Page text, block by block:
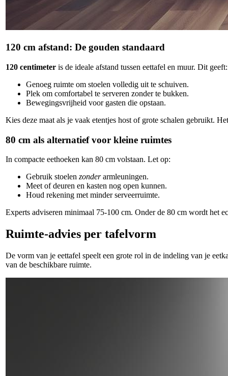
120 cm afstand: De gouden standaard
120 centimeter is de ideale afstand tussen eettafel en muur. Dit geeft:
Genoeg ruimte om stoelen volledig uit te schuiven.
Plek om comfortabel te serveren zonder te bukken.
Bewegingsvrijheid voor gasten die opstaan.
Kies deze maat als je vaak etentjes host of grote schalen gebruikt.
80 cm als alternatief voor kleine ruimtes
In compacte eethoeken kan 80 cm volstaan. Let op:
Gebruik stoelen zonderarmleuningen.
Meet of deuren en kasten nog open kunnen.
Houd rekening met minder serveerruimte.
Experts adviseren minimaal 75-100 cm. Onder de 80 cm wordt het
Ruimte-advies per tafelvorm
De vorm van je eettafel speelt een grote rol in de indeling van je
van de beschikbare ruimte.